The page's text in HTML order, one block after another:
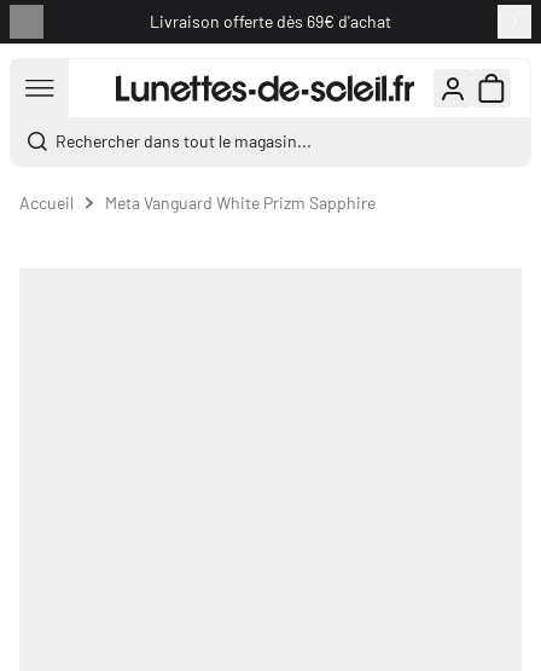
Livraison offerte dès 69€ d'achat
Rechercher dans tout le magasin...
Accueil Meta Vanguard White Prizm Sapphire